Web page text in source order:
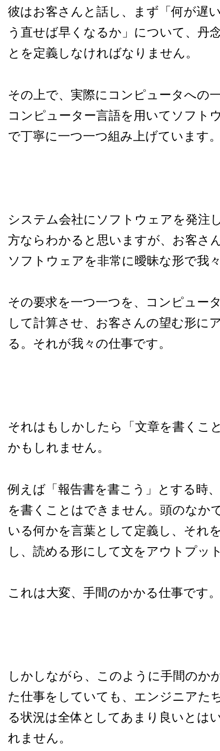
彼はお客さんと話し、まず「何が遅
う直せば早くなるか」について、丹
とを定義しなければなりません。
その上で、実際にコンピュータへの
コンピューター言語を用いてソフト
で丁寧に一つ一つ組み上げています
システム会社にソフトウェアを発注
方ならわかると思いますが、お客さ
ソフトウェアを非常に曖昧な形で我
その要求を一つ一つを、コンピュー
して計算させ、お客さんの望む形に
る。それが我々の仕事です。
それはもしかしたら「文章を書くこ
かもしれません。
例えば「報告書を書こう」とする時
を書くことはできません。頭のなか
いる何かを言葉として定義し、それ
し、読める形にして文をアウトプッ
これは大変、手間のかかる仕事です
しかしながら、このように手間のか
た仕事をしていても、エンジニアた
る状況は全体としてあまり良いとは
れません。